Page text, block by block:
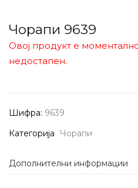
Чорапи 9639
Овој продукт е
недостапен.
Шифра: 9639
Категорија
Чорапи
Дополнителни информации